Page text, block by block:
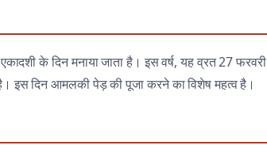
के दिन मनाया जाता है। इस वर्ष, यह व्रत 27 फरवरी
इस दिन आमलकी पेड़ की पूजा करने का विशेष महत्व है।